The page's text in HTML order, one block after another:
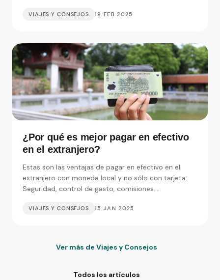
VIAJES Y CONSEJOS 19 FEB 2025
¿Por qué es mejor pagar en efectivo
en el extranjero?
Estas son las ventajas de pagar en efectivo en el
extranjero con moneda local y no sólo con tarjeta:
Seguridad, control de gasto, comisiones....
VIAJES Y CONSEJOS 15 JAN 2025
Ver más de Viajes y Consejos
Todos los artículos